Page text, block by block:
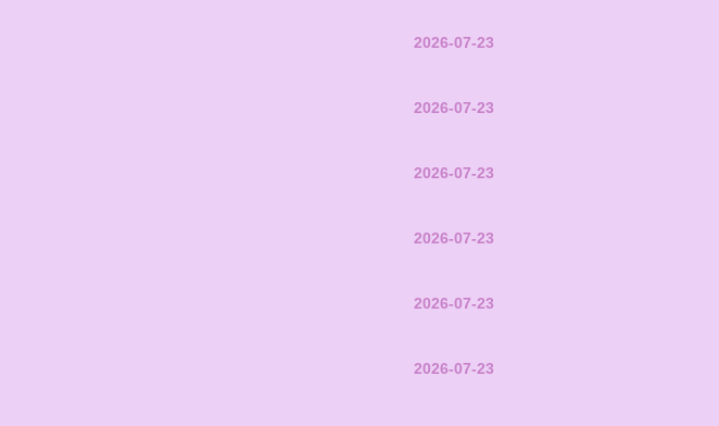
2026-07-23
2026-07-23
2026-07-23
2026-07-23
2026-07-23
2026-07-23